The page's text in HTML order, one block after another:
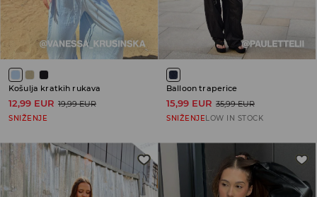
Košulja kratkih rukava
12,99 EUR 19,99 EUR
SNIŽENJE
Balloon traperice
15,99 EUR 35,99 EUR
SNIŽENJELOW IN STOCK